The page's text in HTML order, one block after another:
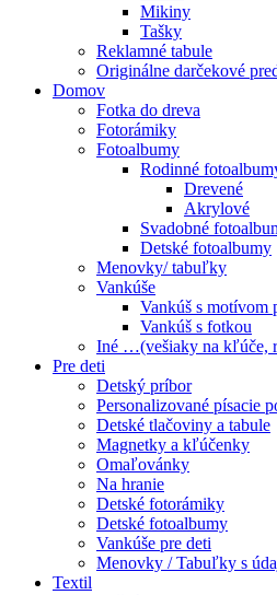
Mikiny
Tašky
Reklamné tabule
Originálne darčekové
Domov
Fotka do dreva
Fotorámiky
Fotoalbumy
Rodinné
Drevené
Akrylové
Svadobné
Detské fotoalbumy
Menovky/ tabuľky
Vankúše
Vankúš s motívom
Vankúš s fotkou
Iné …(vešiaky na kľúče,
Pre deti
Detský príbor
Personalizované písacie
Detské tlačoviny a tabule
Magnetky a kľúčenky
Omaľovánky
Na hranie
Detské fotorámiky
Detské fotoalbumy
Vankúše pre deti
Menovky / Tabuľky s
Textil